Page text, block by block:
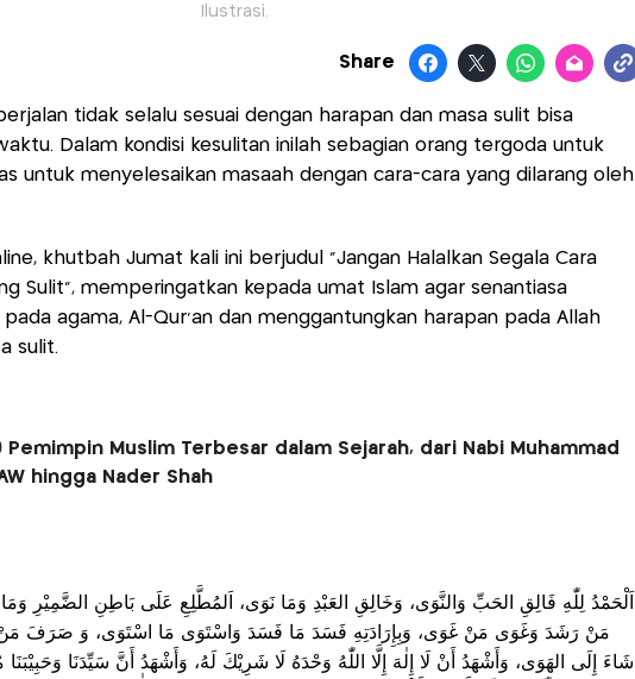
Ilustrasi.
Share
tidak selalu sesuai dengan harapan dan masa sulit bisa
Dalam kondisi kesulitan inilah sebagian orang tergoda untuk
untuk menyelesaikan masaah dengan cara-cara yang dilarang oleh
khutbah Jumat kali ini berjudul “Jangan Halalkan Segala Cara
Sulit”, memperingatkan kepada umat Islam agar senantiasa
agama, Al-Qur'an dan menggantungkan harapan pada Allah
sulit.
Pemimpin Muslim Terbesar dalam Sejarah, dari Nabi Muhammad
hingga Nader Shah
اَلْحَمْدُ لِلّٰهِ فَالِقِ الحَبِّ وَالنَّوَى، وَخَالِقِ العَبْدِ وَمَا نَوَى، اَلمُطَّلِعِ عَلَى بَاطِنِ الضَّمِيْرِ
مَنْ رَشَدَ وَغَوَى مَنْ غَوَى، وَبِإِرَادَتِهِ فَسَدَ مَا فَسَدَ وَاسْتَوَى مَا اسْتَوَى، وَ صَرَفَ
شَاءَ إِلَى الهَوَى، وَأَشْهَدُ أَنْ لَا إِلٰهَ إِلَّا اللّٰهُ وَحْدَهُ لَا شَرِيْكَ لَهُ، وَأَشْهَدُ أَنَّ سَيِّدَنَا